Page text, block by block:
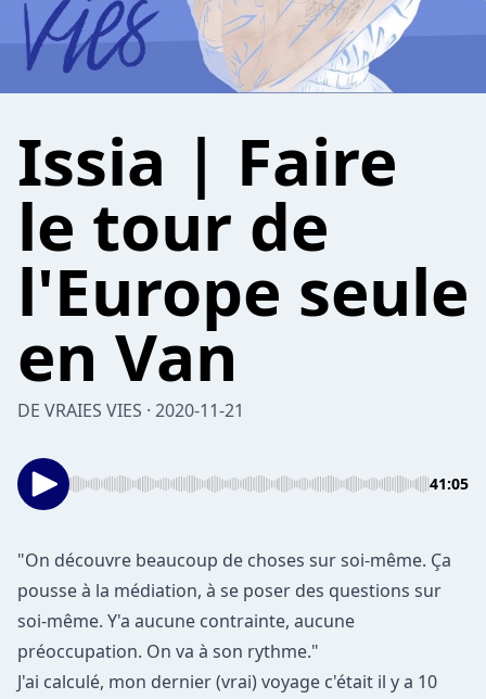
Issia | Faire
le tour de
l'Europe seule
en Van
DE VRAIES VIES · 2020-11-21
41:05
"On découvre beaucoup de choses sur soi-même. Ça
pousse à la médiation, à se poser des questions sur
soi-même. Y'a aucune contrainte, aucune
préoccupation. On va à son rythme."
J'ai calculé, mon dernier (vrai) voyage c'était il y a 10